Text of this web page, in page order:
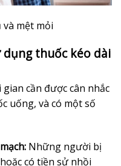
mệt mỏi
thuốc kéo dài
cần được cân nhắc
uống, và có một số
Những người bị
có tiền sử nhồi